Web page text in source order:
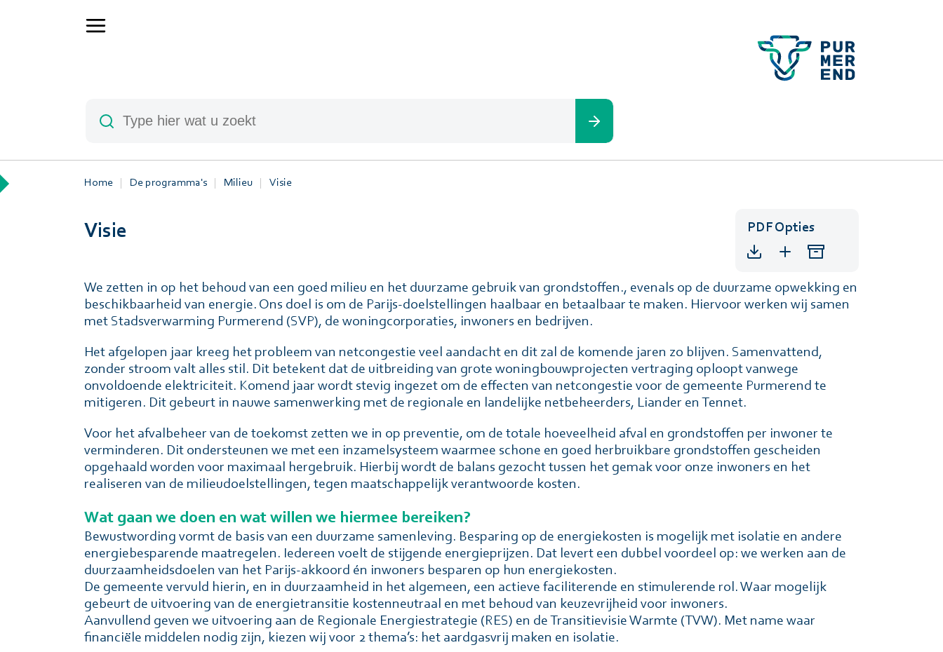
Home De programma's Milieu Visie
PDF Opties
Visie
We zetten in op het behoud van een goed milieu en het duurzame gebruik van grondstoffen., evenals op de duurzame opwekking en
beschikbaarheid van energie. Ons doel is om de Parĳs-doelstellingen haalbaar en betaalbaar te maken. Hiervoor werken wij samen
met Stadsverwarming Purmerend (SVP), de woningcorporaties, inwoners en bedrĳven.
Het afgelopen jaar kreeg het probleem van netcongestie veel aandacht en dit zal de komende jaren zo blijven. Samenvattend,
zonder stroom valt alles stil. Dit betekent dat de uitbreiding van grote woningbouwprojecten vertraging oploopt vanwege
onvoldoende elektriciteit. Komend jaar wordt stevig ingezet om de effecten van netcongestie voor de gemeente Purmerend te
mitigeren. Dit gebeurt in nauwe samenwerking met de regionale en landelijke netbeheerders, Liander en Tennet.
Voor het afvalbeheer van de toekomst zetten we in op preventie, om de totale hoeveelheid afval en grondstoffen per inwoner te
verminderen. Dit ondersteunen we met een inzamelsysteem waarmee schone en goed herbruikbare grondstoffen gescheiden
opgehaald worden voor maximaal hergebruik. Hierbij wordt de balans gezocht tussen het gemak voor onze inwoners en het
realiseren van de milieudoelstellingen, tegen maatschappelijk verantwoorde kosten.
Wat gaan we doen en wat willen we hiermee bereiken?
Bewustwording vormt de basis van een duurzame samenleving. Besparing op de energiekosten is mogelĳk met isolatie en andere
energiebesparende maatregelen. Iedereen voelt de stĳgende energieprĳzen. Dat levert een dubbel voordeel op: we werken aan de
duurzaamheidsdoelen van het Parĳs-akkoord én inwoners besparen op hun energiekosten.
De gemeente vervuld hierin, en in duurzaamheid in het algemeen, een actieve faciliterende en stimulerende rol. Waar mogelijk
gebeurt de uitvoering van de energietransitie kostenneutraal en met behoud van keuzevrĳheid voor inwoners.
Aanvullend geven we uitvoering aan de Regionale Energiestrategie (RES) en de Transitievisie Warmte (TVW). Met name waar
financiële middelen nodig zijn, kiezen wij voor 2 thema’s: het aardgasvrij maken en isolatie.